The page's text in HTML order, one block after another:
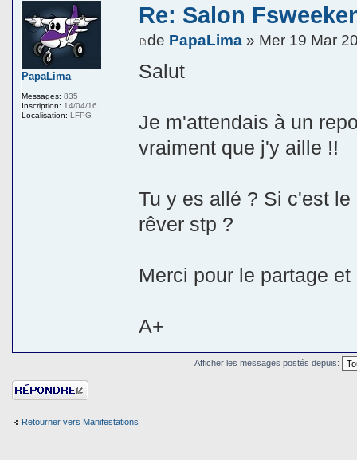
Re: Salon
de PapaLima » Mer 19 Mar
Salut
Je m'attendais à un
vraiment que j'y aille !!
Tu y es allé ? Si c'est
rêver stp ?
Merci pour le partage
A+
PapaLima
Messages: 835
Inscription: 14/04/16
Localisation: LFPG
Afficher les messages postés depuis:
Répondre
Retourner vers Manifestations